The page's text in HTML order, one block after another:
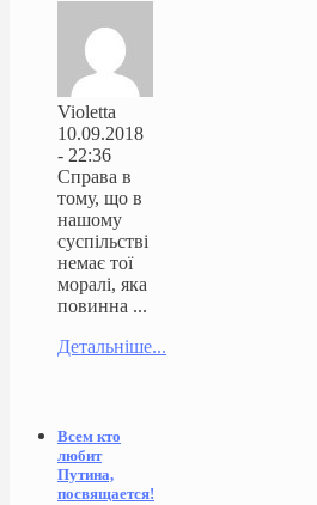
Violetta
10.09.2018
- 22:36
Справа в
тому, що в
нашому
суспільстві
немає тої
моралі, яка
повинна ...
Детальніше...
Всем кто
любит
Путина,
посвящается!